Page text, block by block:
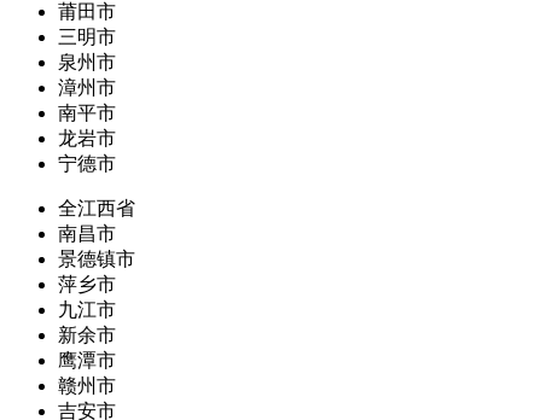
莆田市
三明市
泉州市
漳州市
南平市
龙岩市
宁德市
全江西省
南昌市
景德镇市
萍乡市
九江市
新余市
鹰潭市
赣州市
吉安市